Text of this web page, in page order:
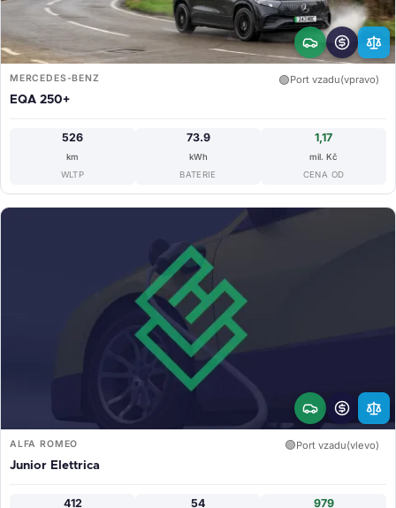
MERCEDES-BENZ 🟢Port vzadu(vpravo)
EQA 250+
526
km
WLTP
73.9
kWh
BATERIE
1,17
mil. Kč
CENA OD
ALFA ROMEO 🟢Port vzadu(vlevo)
Junior Elettrica
412 54 979